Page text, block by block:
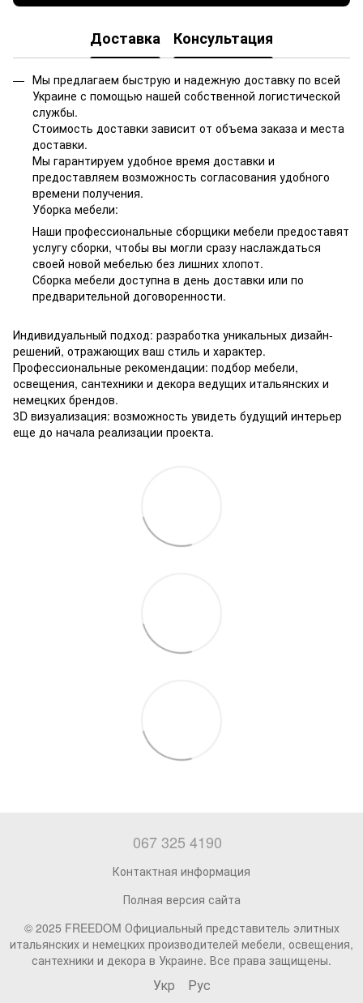
Доставка Консультация
Мы предлагаем быструю и надежную доставку по всей
Украине с помощью нашей собственной логистической
службы.
Стоимость доставки зависит от объема заказа и места
доставки.
Мы гарантируем удобное время доставки и
предоставляем возможность согласования удобного
времени получения.
Уборка мебели:
Наши профессиональные сборщики мебели предоставят
услугу сборки, чтобы вы могли сразу наслаждаться
своей новой мебелью без лишних хлопот.
Сборка мебели доступна в день доставки или по
предварительной договоренности.
Индивидуальный подход: разработка уникальных дизайн-
решений, отражающих ваш стиль и характер.
Профессиональные рекомендации: подбор мебели,
освещения, сантехники и декора ведущих итальянских и
немецких брендов.
3D визуализация: возможность увидеть будущий интерьер
еще до начала реализации проекта.
067 325 4190
Контактная информация
Полная версия сайта
© 2025 FREEDOM Официальный представитель элитных
итальянских и немецких производителей мебели, освещения,
сантехники и декора в Украине. Все права защищены.
Укр Рус